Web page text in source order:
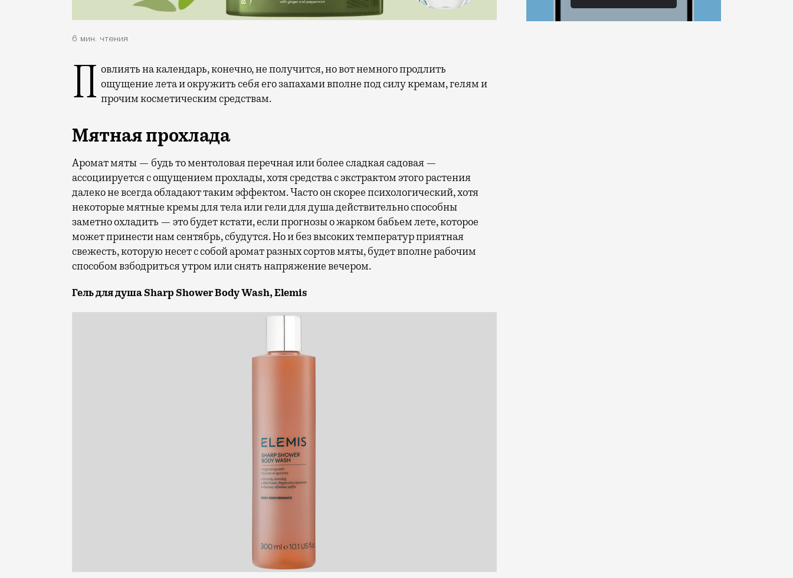
6 мин. чтения
Повлиять на календарь, конечно, не получится, но вот немного продлить ощущение лета и окружить себя его запахами вполне под силу кремам, гелям и
прочим косметическим средствам.
Мятная прохлада
Аромат мяты — будь то ментоловая перечная или более сладкая садовая —
ассоциируется с ощущением прохлады, хотя средства с экстрактом этого растения
далеко не всегда обладают таким эффектом. Часто он скорее психологический, хотя
некоторые мятные кремы для тела или гели для душа действительно способны
заметно охладить — это будет кстати, если прогнозы о жарком бабьем лете, которое
может принести нам сентябрь, сбудутся. Но и без высоких температур приятная
свежесть, которую несет с собой аромат разных сортов мяты, будет вполне рабочим
способом взбодриться утром или снять напряжение вечером.
Гель для душа Sharp Shower Body Wash, Elemis